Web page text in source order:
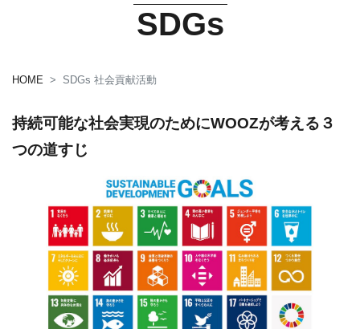
SDGs
HOME SDGs 社会貢献活動
持続可能な社会実現のためにWOOZが考える３
つの道すじ